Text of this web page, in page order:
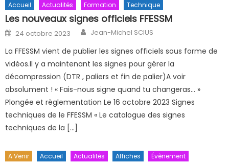
Accueil Actualités Formation Technique
Les nouveaux signes officiels FFESSM
Posted on
24 octobre 2023 Author
Jean-Michel SCIUS
La FFESSM vient de publier les signes officiels sous forme de
vidéos.Il y a maintenant les signes pour gérer la
décompression (DTR , paliers et fin de palier)A voir
absolument ! « Fais-nous signe quand tu changeras… »
Plongée et règlementation Le 16 octobre 2023 Signes
techniques de le FFESSM « Le catalogue des signes
techniques de la […]
A Venir Accueil Actualités Affiches Évènement